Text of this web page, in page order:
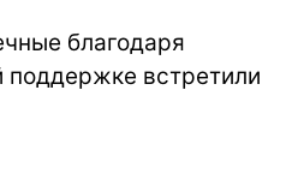
благодаря
встретили